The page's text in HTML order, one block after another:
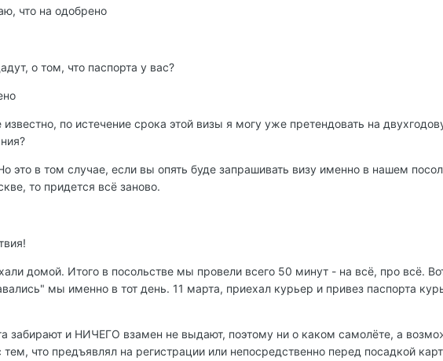
что на одобрено
о том, что паспорта у вас?
по истечение срока этой визы я могу уже претендовать на
это в том случае, если вы опять буде запрашивать визу именно в нашем
то придется всё заново.
домой. Итого в посольстве мы провели всего 50 минут - на всё, про всё.
мы именно в тот день. 11 марта, приехал курьер и привез паспорта
забирают и НИЧЕГО взамен не выдают, поэтому ни о каком самолёте, а
что предъявлял на регистрации или непосредственно перед посадкой